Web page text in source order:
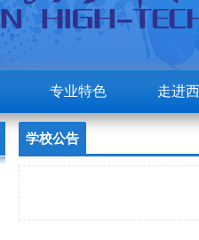
专业特色 走进
学校公告